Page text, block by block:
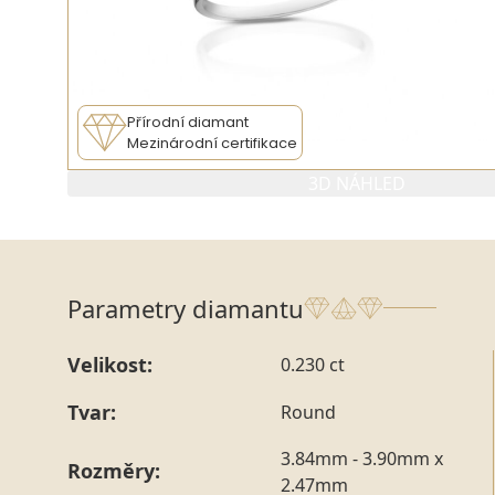
Přírodní diamant
Mezinárodní certifikace
Parametry diamantu
Velikost: 0.230 ct
Tvar: Round
Rozměry:
3.84mm - 3.90mm x
2.47mm